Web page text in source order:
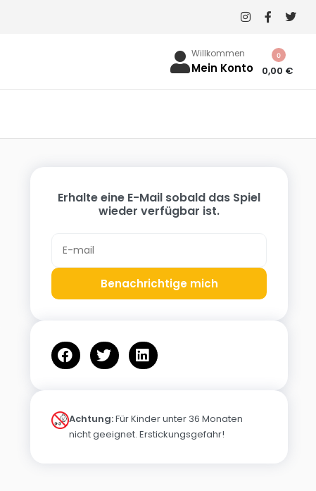
Willkommen
Mein Konto 0,00 €
0
Erhalte eine E-Mail sobald das Spiel
wieder verfügbar ist.
Benachrichtige mich
Achtung:Für Kinder unter 36 Monaten
nicht geeignet. Erstickungsgefahr!